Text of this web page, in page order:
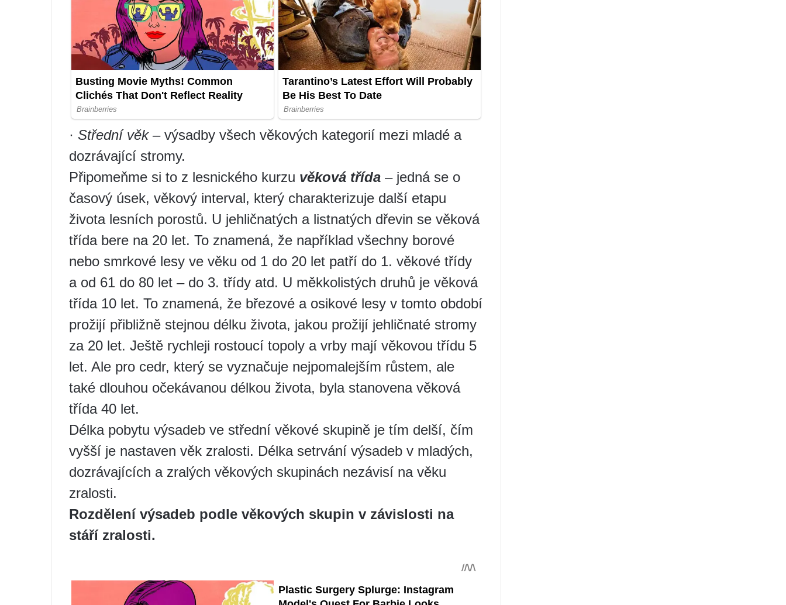
· Střední věk –výsadby všech věkových kategorií mezi mladé a
dozrávající stromy.
Připomeňme si to z lesnického kurzu věková třída – jedná se o
časový úsek, věkový interval, který charakterizuje další etapu
života lesních porostů. U jehličnatých a listnatých dřevin se věková
třída bere na 20 let. To znamená, že například všechny borové
nebo smrkové lesy ve věku od 1 do 20 let patří do 1. věkové třídy
a od 61 do 80 let – do 3. třídy atd. U měkkolistých druhů je věková
třída 10 let. To znamená, že březové a osikové lesy v tomto období
prožijí přibližně stejnou délku života, jakou prožijí jehličnaté stromy
za 20 let. Ještě rychleji rostoucí topoly a vrby mají věkovou třídu 5
let. Ale pro cedr, který se vyznačuje nejpomalejším růstem, ale
také dlouhou očekávanou délkou života, byla stanovena věková
třída 40 let.
Délka pobytu výsadeb ve střední věkové skupině je tím delší, čím
vyšší je nastaven věk zralosti. Délka setrvání výsadeb v mladých,
dozrávajících a zralých věkových skupinách nezávisí na věku
zralosti.
Rozdělení výsadeb podle věkových skupin v závislosti na
stáří zralosti.